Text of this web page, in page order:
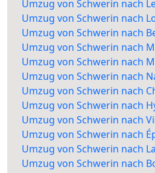
Umzug von Schwerin nach
Umzug von Schwerin nach
Umzug von Schwerin nach
Umzug von Schwerin nach
Umzug von Schwerin nach
Umzug von Schwerin nach
Umzug von Schwerin nach
Umzug von Schwerin nach
Umzug von Schwerin nach
Umzug von Schwerin nach
Umzug von Schwerin nach
Umzug von Schwerin nach